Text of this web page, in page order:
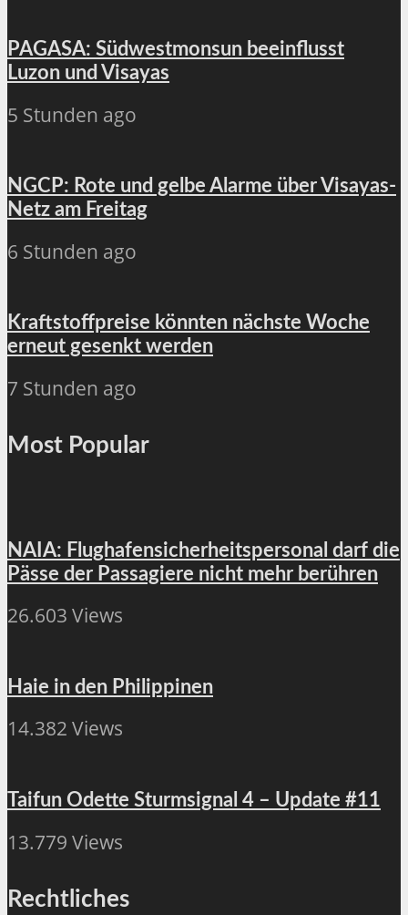
PAGASA: Südwestmonsun beeinflusst
Luzon und Visayas
5 Stunden ago
NGCP: Rote und gelbe Alarme über Visayas-
Netz am Freitag
6 Stunden ago
Kraftstoffpreise könnten nächste Woche
erneut gesenkt werden
7 Stunden ago
Most Popular
NAIA: Flughafensicherheitspersonal darf die
Pässe der Passagiere nicht mehr berühren
26.603 Views
Haie in den Philippinen
14.382 Views
Taifun Odette Sturmsignal 4 – Update #11
13.779 Views
Rechtliches